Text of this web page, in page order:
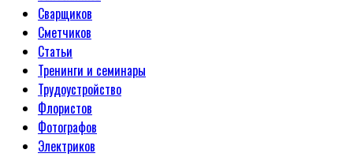
Сварщиков
Сметчиков
Статьи
Тренинги и семинары
Трудоустройство
Флористов
Фотографов
Электриков